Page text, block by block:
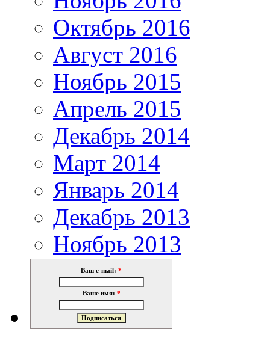
Октябрь 2016
Август 2016
Ноябрь 2015
Апрель 2015
Декабрь 2014
Март 2014
Январь 2014
Декабрь 2013
Ноябрь 2013
Ваш e-mail: *
Ваше имя: *